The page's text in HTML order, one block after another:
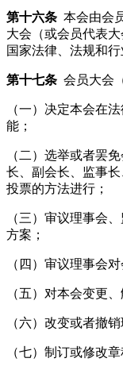
第十六条 本会由会
大会（或会员代表
国家法律、法规和
第十七条 会员大会
（一）决定本会在
能；
（二）选举或者罢
长、副会长、监事
投票的方法进行；
（三）审议理事会
方案；
（四）审议理事会
（五）对本会变更
（六）改变或者撤
（七）制订或修改